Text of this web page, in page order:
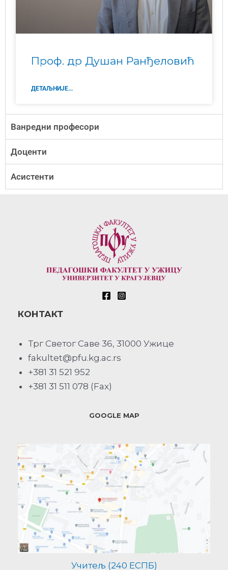
Проф. др Душан Ранђеловић
ДЕТАЉНИЈЕ...
Ванредни професори
Доценти
Асистенти
КОНТАКТ
Трг Светог Саве 36, 31000 Ужице
fakultet@pfu.kg.ac.rs
+381 31 521 952
+381 31 511 078 (Fax)
GOOGLE MAP
Учитељ (240 ЕСПБ)